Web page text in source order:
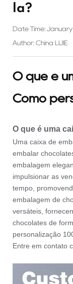
la?
Date Time: January
Author: China LIJIE
O que é
Como
O que é uma
Uma caixa de
embalar
embalagem
impulsionar as
tempo,
embalagem de
versáteis,
chocolates de
personalização
Entre em contato